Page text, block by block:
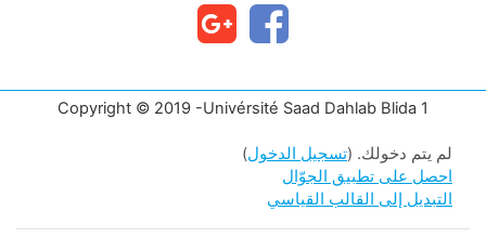
Copyright © 2019 -Univérsité Saad Dahlab Blida 1
لم يتم دخولك. (تسجيل الدخول)
احصل على تطبيق الجوّال
التبديل إلى القالب القياسي